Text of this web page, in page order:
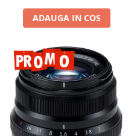
ADAUGA IN COS